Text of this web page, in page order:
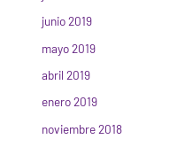
junio 2019
mayo 2019
abril 2019
enero 2019
noviembre 2018